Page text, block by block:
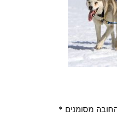
מסומנים *